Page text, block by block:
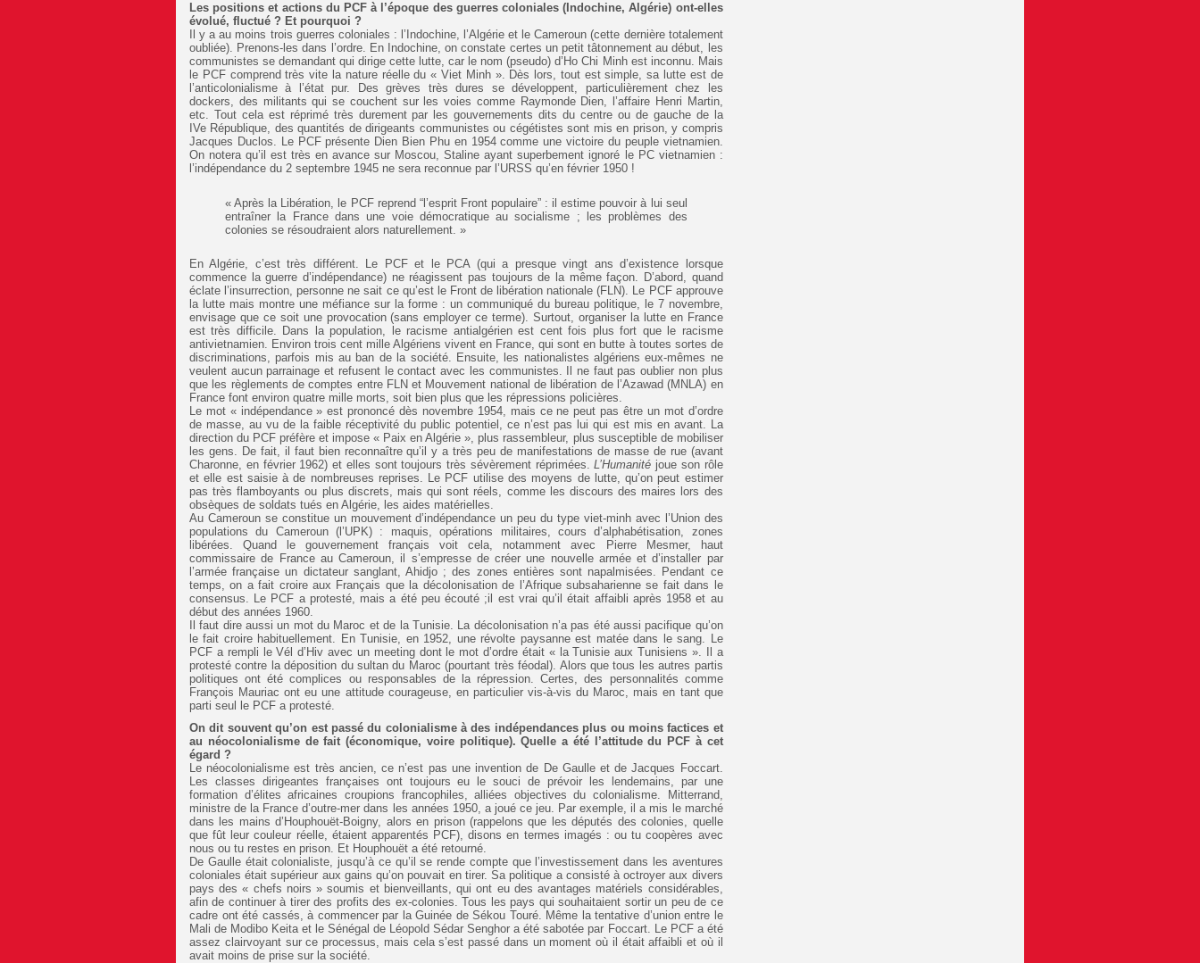
Les positions et actions du PCF à l’époque des guerres coloniales (Indochine, Algérie) ont-elles
évolué, fluctué ? Et pourquoi ?
Il y a au moins trois guerres coloniales : l’Indochine, l’Algérie et le Cameroun (cette dernière totalement
oubliée). Prenons-les dans l’ordre. En Indochine, on constate certes un petit tâtonnement au début, les
communistes se demandant qui dirige cette lutte, car le nom (pseudo) d’Ho Chi Minh est inconnu. Mais
le PCF comprend très vite la nature réelle du « Viet Minh ». Dès lors, tout est simple, sa lutte est de
l’anticolonialisme à l’état pur. Des grèves très dures se développent, particulièrement chez les
dockers, des militants qui se couchent sur les voies comme Raymonde Dien, l’affaire Henri Martin,
etc. Tout cela est réprimé très durement par les gouvernements dits du centre ou de gauche de la
IVe République, des quantités de dirigeants communistes ou cégétistes sont mis en prison, y compris
Jacques Duclos. Le PCF présente Dien Bien Phu en 1954 comme une victoire du peuple vietnamien.
On notera qu’il est très en avance sur Moscou, Staline ayant superbement ignoré le PC vietnamien :
l’indépendance du 2 septembre 1945 ne sera reconnue par l’URSS qu’en février 1950 !
« Après la Libération, le PCF reprend “l’esprit Front populaire” : il estime pouvoir à lui seul
entraîner la France dans une voie démocratique au socialisme ; les problèmes des
colonies se résoudraient alors naturellement. »
En Algérie, c’est très différent. Le PCF et le PCA (qui a presque vingt ans d’existence lorsque
commence la guerre d’indépendance) ne réagissent pas toujours de la même façon. D’abord, quand
éclate l’insurrection, personne ne sait ce qu’est le Front de libération nationale (FLN). Le PCF approuve
la lutte mais montre une méfiance sur la forme : un communiqué du bureau politique, le 7 novembre,
envisage que ce soit une provocation (sans employer ce terme). Surtout, organiser la lutte en France
est très difficile. Dans la population, le racisme antialgérien est cent fois plus fort que le racisme
antivietnamien. Environ trois cent mille Algériens vivent en France, qui sont en butte à toutes sortes de
discriminations, parfois mis au ban de la société. Ensuite, les nationalistes algériens eux-mêmes ne
veulent aucun parrainage et refusent le contact avec les communistes. Il ne faut pas oublier non plus
que les règlements de comptes entre FLN et Mouvement national de libération de l’Azawad (MNLA) en
France font environ quatre mille morts, soit bien plus que les répressions policières.
Le mot « indépendance » est prononcé dès novembre 1954, mais ce ne peut pas être un mot d’ordre
de masse, au vu de la faible réceptivité du public potentiel, ce n’est pas lui qui est mis en avant. La
direction du PCF préfère et impose « Paix en Algérie », plus rassembleur, plus susceptible de mobiliser
les gens. De fait, il faut bien reconnaître qu’il y a très peu de manifestations de masse de rue (avant
Charonne, en février 1962) et elles sont toujours très sévèrement réprimées.L’Humanité joue son rôle
et elle est saisie à de nombreuses reprises. Le PCF utilise des moyens de lutte, qu’on peut estimer
pas très flamboyants ou plus discrets, mais qui sont réels, comme les discours des maires lors des
obsèques de soldats tués en Algérie, les aides matérielles.
Au Cameroun se constitue un mouvement d’indépendance un peu du type viet-minh avec l’Union des
populations du Cameroun (l’UPK) : maquis, opérations militaires, cours d’alphabétisation, zones
libérées. Quand le gouvernement français voit cela, notamment avec Pierre Mesmer, haut
commissaire de France au Cameroun, il s’empresse de créer une nouvelle armée et d’installer par
l’armée française un dictateur sanglant, Ahidjo ; des zones entières sont napalmisées. Pendant ce
temps, on a fait croire aux Français que la décolonisation de l’Afrique subsaharienne se fait dans le
consensus. Le PCF a protesté, mais a été peu écouté ;il est vrai qu’il était affaibli après 1958 et au
début des années 1960.
Il faut dire aussi un mot du Maroc et de la Tunisie. La décolonisation n’a pas été aussi pacifique qu’on
le fait croire habituellement. En Tunisie, en 1952, une révolte paysanne est matée dans le sang. Le
PCF a rempli le Vél d’Hiv avec un meeting dont le mot d’ordre était « la Tunisie aux Tunisiens ». Il a
protesté contre la déposition du sultan du Maroc (pourtant très féodal). Alors que tous les autres partis
politiques ont été complices ou responsables de la répression. Certes, des personnalités comme
François Mauriac ont eu une attitude courageuse, en particulier vis-à-vis du Maroc, mais en tant que
parti seul le PCF a protesté.
On dit souvent qu’on est passé du colonialisme à des indépendances plus ou moins factices et
au néocolonialisme de fait (économique, voire politique). Quelle a été l’attitude du PCF à cet
égard ?
Le néocolonialisme est très ancien, ce n’est pas une invention de De Gaulle et de Jacques Foccart.
Les classes dirigeantes françaises ont toujours eu le souci de prévoir les lendemains, par une
formation d’élites africaines croupions francophiles, alliées objectives du colonialisme. Mitterrand,
ministre de la France d’outre-mer dans les années 1950, a joué ce jeu. Par exemple, il a mis le marché
dans les mains d’Houphouët-Boigny, alors en prison (rappelons que les députés des colonies, quelle
que fût leur couleur réelle, étaient apparentés PCF), disons en termes imagés : ou tu coopères avec
nous ou tu restes en prison. Et Houphouët a été retourné.
De Gaulle était colonialiste, jusqu’à ce qu’il se rende compte que l’investissement dans les aventures
coloniales était supérieur aux gains qu’on pouvait en tirer. Sa politique a consisté à octroyer aux divers
pays des « chefs noirs » soumis et bienveillants, qui ont eu des avantages matériels considérables,
afin de continuer à tirer des profits des ex-colonies. Tous les pays qui souhaitaient sortir un peu de ce
cadre ont été cassés, à commencer par la Guinée de Sékou Touré. Même la tentative d’union entre le
Mali de Modibo Keita et le Sénégal de Léopold Sédar Senghor a été sabotée par Foccart. Le PCF a été
assez clairvoyant sur ce processus, mais cela s’est passé dans un moment où il était affaibli et où il
avait moins de prise sur la société.